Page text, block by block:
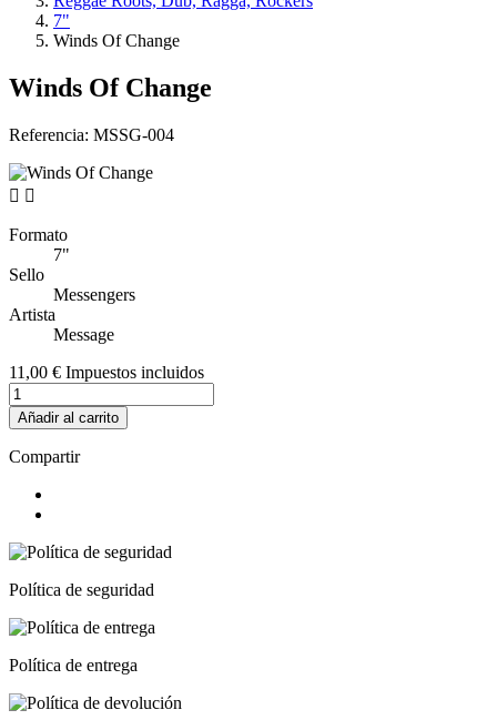
7"
Winds Of Change
Winds Of Change
Referencia: MSSG-004
 
Formato
7"
Sello
Messengers
Artista
Message
11,00 € Impuestos incluidos
Añadir al carrito
Compartir
Política de seguridad
Política de entrega